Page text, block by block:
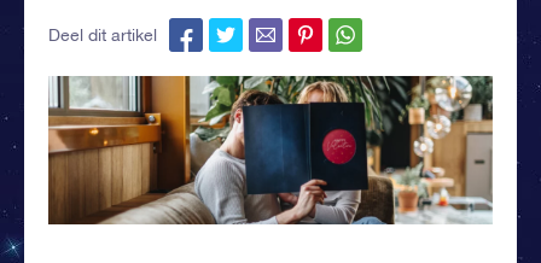
Deel dit artikel